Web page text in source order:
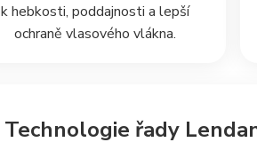
k hebkosti, poddajnosti a lepší
ochraně vlasového vlákna.
Technologie řady